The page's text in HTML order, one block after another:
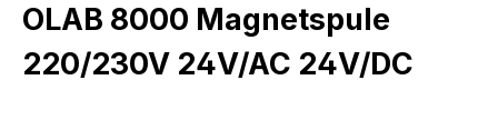
OLAB 8000 Magnetspule
220/230V 24V/AC 24V/DC